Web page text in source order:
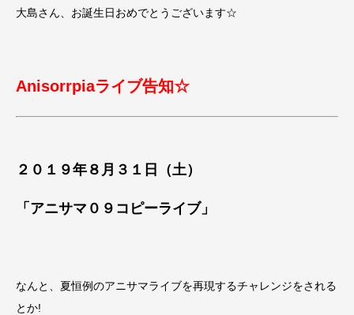
大島さん、お誕生日おめでとうございます☆
Anisorrpiaライブ告知☆
２０１９年８月３１日（土）
「アニサマ０９コピーライブ」
なんと、夏恒例のアニサマライブを再現するチャレンジをされる
とか!